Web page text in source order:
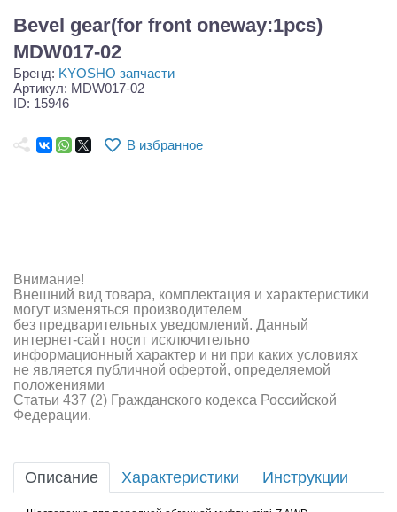
Запчасти и аксессуары
Игрушки
Аппаратура и электроника
Аккумуляторы и батарейки
Зарядные устройства и блоки питания
Двигатели
Технические жидкости
Оптовая продажа запчастей для моделей
Bevel gear(for front oneway:1pcs)
MDW017-02
Бренд: KYOSHO запчасти
Артикул: MDW017-02
ID: 15946
В избранное
Внимание!
Внешний вид товара, комплектация и характеристики
могут изменяться производителем
без предварительных уведомлений. Данный
интернет-сайт носит исключительно
информационный характер и ни при каких условиях
не является публичной офертой, определяемой
положениями
Статьи 437 (2) Гражданского кодекса Российской
Федерации.
Описание Характеристики Инструкции